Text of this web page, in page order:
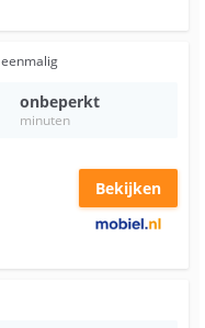
eenmalig
onbeperkt
minuten
Bekijken